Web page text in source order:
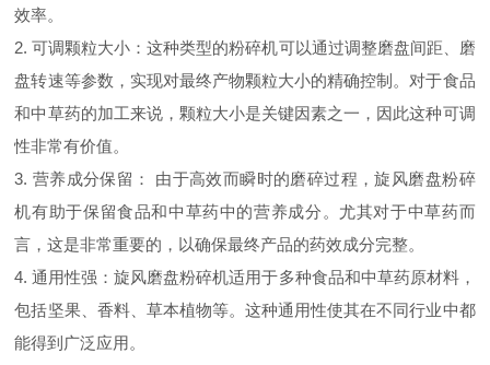
效率。
2. 可调颗粒大小：这种类型的粉碎机可以通过调整磨盘间距、磨
盘转速等参数，实现对最终产物颗粒大小的精确控制。对于食品
和中草药的加工来说，颗粒大小是关键因素之一，因此这种可调
性非常有价值。
3. 营养成分保留： 由于高效而瞬时的磨碎过程，旋风磨盘粉碎
机有助于保留食品和中草药中的营养成分。尤其对于中草药而
言，这是非常重要的，以确保最终产品的药效成分完整。
4. 通用性强：旋风磨盘粉碎机适用于多种食品和中草药原材料，
包括坚果、香料、草本植物等。这种通用性使其在不同行业中都
能得到广泛应用。